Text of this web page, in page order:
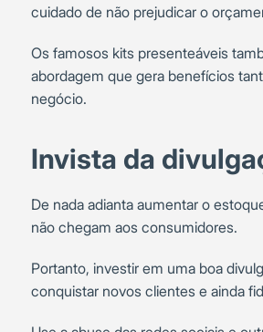
cuidado de não prejudicar o
Os famosos kits presenteáveis
abordagem que gera benefícios
negócio.
Invista da
De nada adianta aumentar o
não chegam aos consumidores.
Portanto, investir em uma boa
conquistar novos clientes e ainda